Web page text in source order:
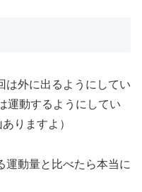
は外に出るようにしてい
運動するようにしてい
りますよ）
運動量と比べたら本当に